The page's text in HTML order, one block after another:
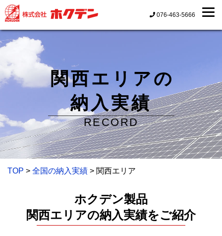
076-463-5666
関西エリアの
納入実績
RECORD
TOP > 全国の納入実績 > 関西エリア
ホクデン製品
関西エリアの納入実績をご紹介